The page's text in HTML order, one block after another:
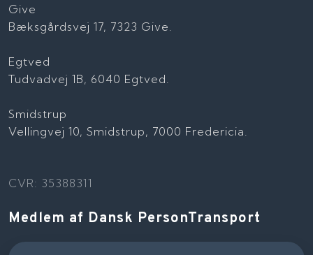
Give
Bæksgårdsvej 17, 7323 Give.
Egtved
Tudvadvej 1B, 6040 Egtved.
Smidstrup
Vellingvej 10, Smidstrup, 7000 Fredericia.
CVR: 35388311
Medlem af Dansk PersonTransport